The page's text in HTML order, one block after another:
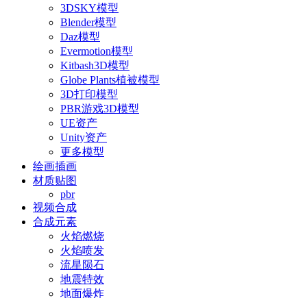
3DSKY模型
Blender模型
Daz模型
Evermotion模型
Kitbash3D模型
Globe Plants植被模型
3D打印模型
PBR游戏3D模型
UE资产
Unity资产
更多模型
绘画插画
材质贴图
pbr
视频合成
合成元素
火焰燃烧
火焰喷发
流星陨石
地震特效
地面爆炸